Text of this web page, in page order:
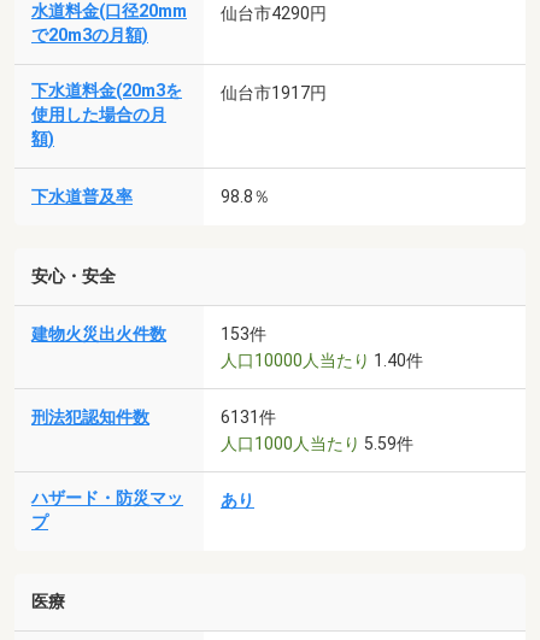
水道料金(口径20mm
で20m3の月額)
仙台市4290円
下水道料金(20m3を
使用した場合の月
額)
仙台市1917円
下水道普及率 98.8％
安心・安全
建物火災出火件数
153件
人口10000人当たり 1.40件
刑法犯認知件数
6131件
人口1000人当たり 5.59件
ハザード・防災マッ
プ
あり
医療